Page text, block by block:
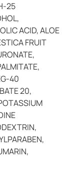
25
ACID, ALOE
FRUIT
40
20,